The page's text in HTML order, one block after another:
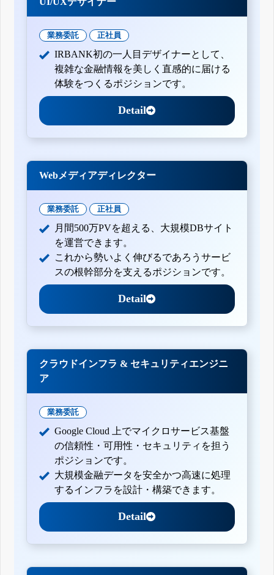
業務委託 正社員
IRBANK初の一人目デザイナーとして、
複雑な金融情報を美しく直感的に届ける
体験をつくるポジションです。
Detail
Webメディアディレクター
業務委託 正社員
月間500万PVを超える、大規模DBサイト
を運営できます。
これから勢いよく伸びるであろうサービ
スの根幹部分を支えるポジションです。
Detail
クラウドインフラ & セキュリティエンジニ
ア
業務委託
Google Cloud 上でマイクロサービス基盤
の信頼性・可用性・セキュリティを担う
ポジションです。
大規模金融データを安全かつ高速に処理
するインフラを設計・構築できます。
Detail